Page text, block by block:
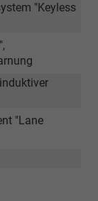
"Keyless
"Lane